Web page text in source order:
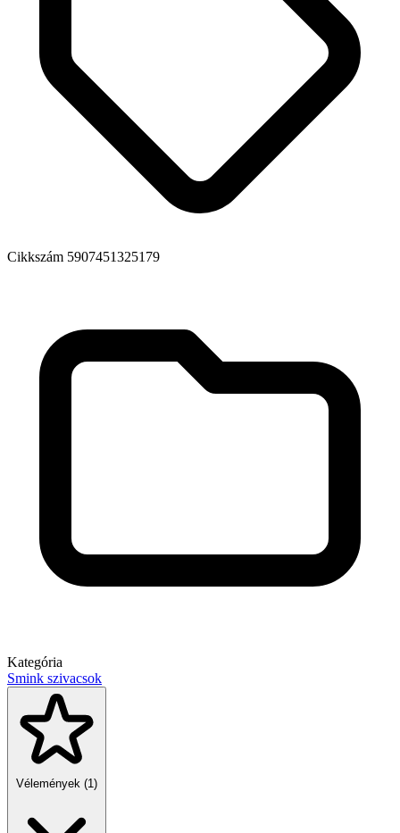
Cikkszám 5907451325179
Kategória
Smink szivacsok
Vélemények (1)